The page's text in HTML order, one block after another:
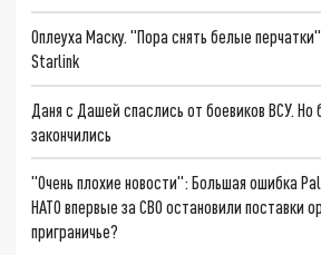
Оплеуха Маску. "Пора снять белые
Starlink
Даня с Дашей спаслись от боевиков ВСУ.
закончились
"Очень плохие новости": Большая ошибка
НАТО впервые за СВО остановили поставки
приграничье?